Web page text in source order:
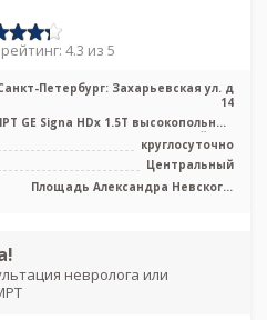
4.3 из 5
Петербург: Захарьевская ул. д
14
GE Signa HDx 1.5T высокопольный
закрытый тип
круглосуточно
Центральный
Площадь Александра Невского,
невролога или